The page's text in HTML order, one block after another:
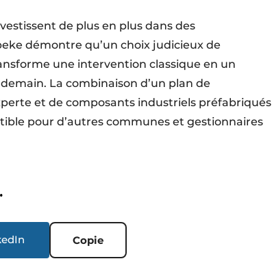
de plus en plus dans des
démontre qu’un choix judicieux de
une intervention classique en un
La combinaison d’un plan de
et de composants industriels préfabriqués
pour d’autres communes et gestionnaires
Copie